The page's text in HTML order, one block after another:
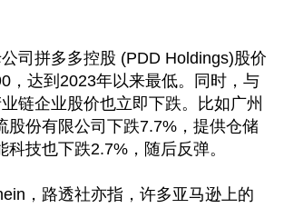
司拼多多控股 (PDD Holdings)股价
，达到2023年以来最低。同时，与
链企业股价也立即下跌。比如广州
股份有限公司下跌7.7%，提供仓储
科技也下跌2.7%，随后反弹。
，路透社亦指，许多亚马逊上的